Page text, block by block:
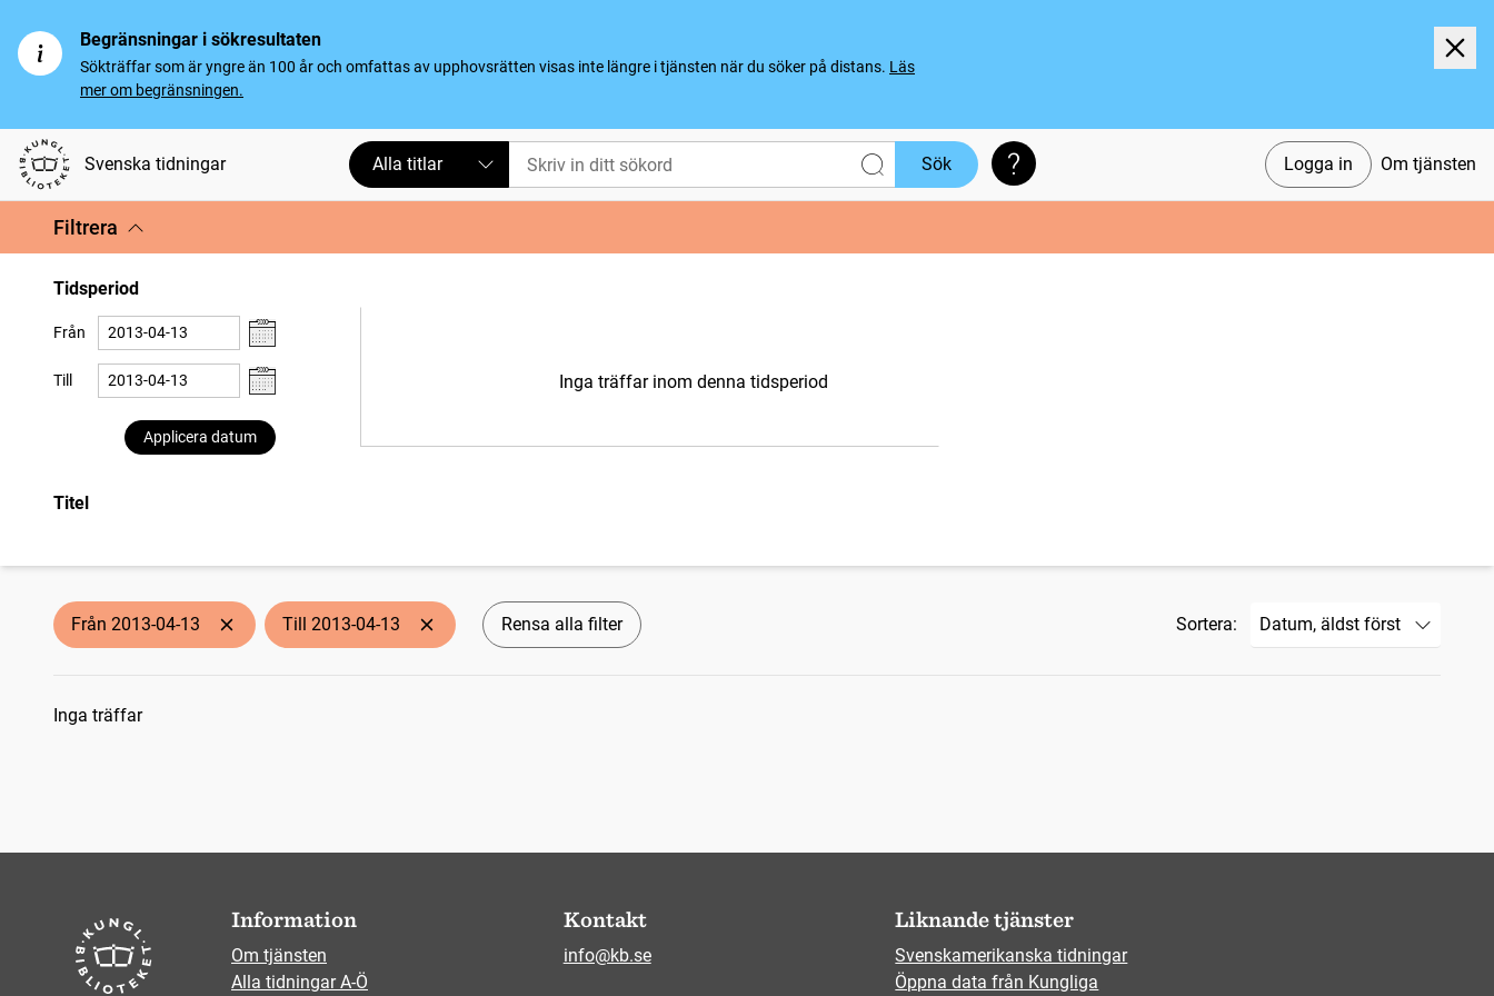
Begränsningar i sökresultaten
Sökträffar som är yngre än 100 år och omfattas av upphovsrätten visas inte längre i tjänsten när du söker på distans. Läs
mer om begränsningen.
Svenska tidningar Logga in Om tjänsten
Alla titlar Sök Söktips
Filtrera
Tidsperiod
Från
Till
Applicera datum
Inga träffar inom denna tidsperiod
Titel
Från 2013-04-13 Till 2013-04-13 Rensa alla filter Sortera:
Sökresultat
Inga träffar
Information
Om tjänsten
Alla tidningar A-Ö
Kontakt
info@kb.se
Liknande tjänster
Svenskamerikanska tidningar
Öppna data från Kungliga